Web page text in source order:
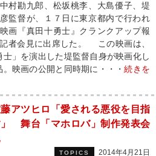
村勘九郎、松坂桃李、大島優子、堤
監督が、１７日に東京都内で行われ
画『真田十勇士』クランクアップ報
者会見に出席した。 この映画は、
」を演出した堤監督自身が映画化し
映画の公開と同時期に・・・続きを
アツヒロ「愛される悪役を目指
舞台「マホロバ」制作発表会
TOPICS 2014年4月21日